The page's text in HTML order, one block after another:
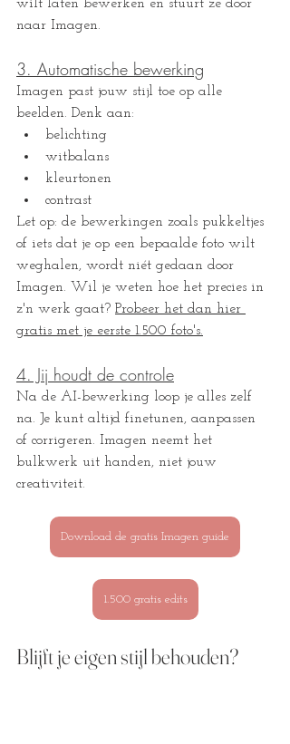
wilt laten bewerken en stuurt ze door
naar Imagen.
3. Automatische bewerking
Imagen past jouw stijl toe op alle
beelden. Denk aan:
belichting
witbalans
kleurtonen
contrast
Let op: de bewerkingen zoals pukkeltjes
of iets dat je op een bepaalde foto wilt
weghalen, wordt niét gedaan door
Imagen. Wil je weten hoe het precies in
z'n werk gaat? Probeer het dan hier
gratis met je eerste 1.500 foto's.
4. Jij houdt de controle
Na de AI-bewerking loop je alles zelf
na. Je kunt altijd finetunen, aanpassen
of corrigeren. Imagen neemt het
bulkwerk uit handen, niet jouw
creativiteit.
Download de gratis Imagen guide
1.500 gratis edits
Blijft je eigen stijl behouden?